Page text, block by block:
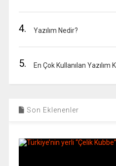
4. Yazılım Nedir?
5. En Çok Kullanılan
Son Eklenenler